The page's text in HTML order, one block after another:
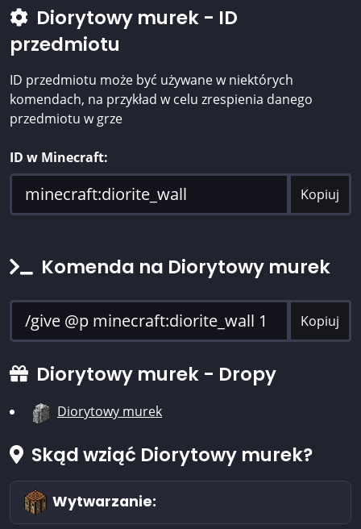
Diorytowy murek - ID
przedmiotu
ID przedmiotu może być używane w niektórych
komendach, na przykład w celu zrespienia danego
przedmiotu w grze
ID w Minecraft:
Kopiuj
Komenda na Diorytowy murek
Kopiuj
Diorytowy murek - Dropy
Diorytowy murek
Skąd wziąć Diorytowy murek?
Wytwarzanie: